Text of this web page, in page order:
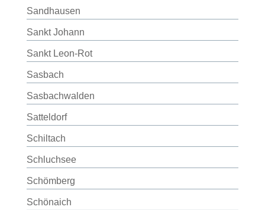
Sandhausen
Sankt Johann
Sankt Leon-Rot
Sasbach
Sasbachwalden
Satteldorf
Schiltach
Schluchsee
Schömberg
Schönaich